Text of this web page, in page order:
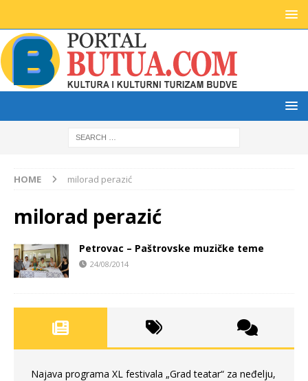
HOME milorad perazić
milorad perazić
Petrovac – Paštrovske muzičke teme
24/08/2014
Najava programa XL festivala „Grad teatar“ za neđelju,